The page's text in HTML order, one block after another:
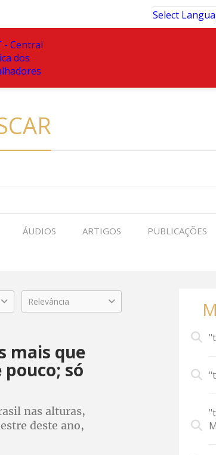
Select
ÁUDIOS ARTIGOS PUBLICAÇÕES
Relevância
mais que
só
nas alturas,
deste ano,